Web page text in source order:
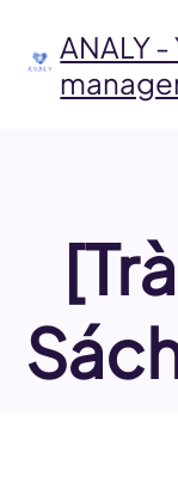
contentANALY